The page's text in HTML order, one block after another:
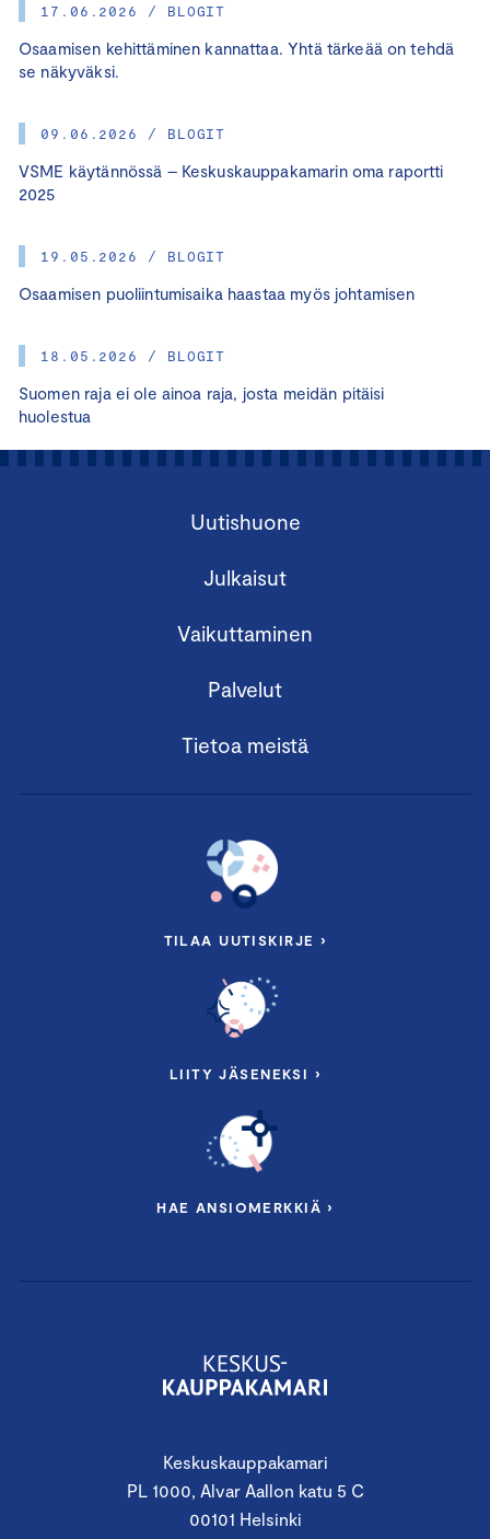
17.06.2026 / BLOGIT
Osaamisen kehittäminen kannattaa. Yhtä tärkeää on tehdä
se näkyväksi.
09.06.2026 / BLOGIT
VSME käytännössä – Keskuskauppakamarin oma raportti
2025
19.05.2026 / BLOGIT
Osaamisen puoliintumisaika haastaa myös johtamisen
18.05.2026 / BLOGIT
Suomen raja ei ole ainoa raja, josta meidän pitäisi
huolestua
Keskuskauppakamari
PL 1000, Alvar Aallon katu 5 C
00101 Helsinki
Uutishuone
Julkaisut
Vaikuttaminen
Palvelut
Tietoa meistä
TILAA UUTISKIRJE ›
LIITY JÄSENEKSI ›
HAE ANSIOMERKKIÄ ›